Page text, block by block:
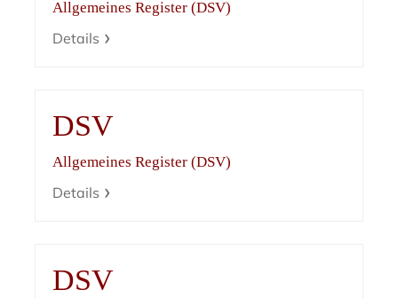
Allgemeines Register (DSV)
Details
DSV
Allgemeines Register (DSV)
Details
DSV